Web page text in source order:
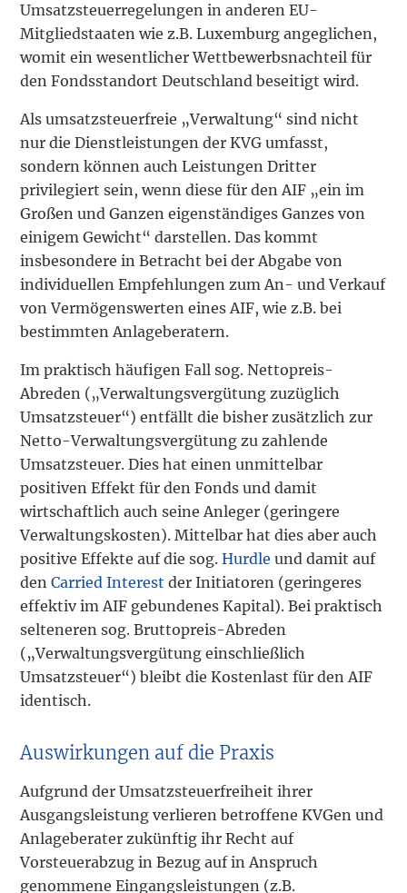
Umsatzsteuerregelungen in anderen EU-
Mitgliedstaaten wie z.B. Luxemburg angeglichen,
womit ein wesentlicher Wettbewerbsnachteil für
den Fondsstandort Deutschland beseitigt wird.
Als umsatzsteuerfreie „Verwaltung“ sind nicht
nur die Dienstleistungen der KVG umfasst,
sondern können auch Leistungen Dritter
privilegiert sein, wenn diese für den AIF „ein im
Großen und Ganzen eigenständiges Ganzes von
einigem Gewicht“ darstellen. Das kommt
insbesondere in Betracht bei der Abgabe von
individuellen Empfehlungen zum An- und Verkauf
von Vermögenswerten eines AIF, wie z.B. bei
bestimmten Anlageberatern.
Im praktisch häufigen Fall sog. Nettopreis-
Abreden („Verwaltungsvergütung zuzüglich
Umsatzsteuer“) entfällt die bisher zusätzlich zur
Netto-Verwaltungsvergütung zu zahlende
Umsatzsteuer. Dies hat einen unmittelbar
positiven Effekt für den Fonds und damit
wirtschaftlich auch seine Anleger (geringere
Verwaltungskosten). Mittelbar hat dies aber auch
positive Effekte auf die sog.Hurdle und damit auf
denCarried Interest der Initiatoren (geringeres
effektiv im AIF gebundenes Kapital). Bei praktisch
selteneren sog. Bruttopreis-Abreden
(„Verwaltungsvergütung einschließlich
Umsatzsteuer“) bleibt die Kostenlast für den AIF
identisch.
Auswirkungen auf die Praxis
Aufgrund der Umsatzsteuerfreiheit ihrer
Ausgangsleistung verlieren betroffene KVGen und
Anlageberater zukünftig ihr Recht auf
Vorsteuerabzug in Bezug auf in Anspruch
genommene Eingangsleistungen (z.B.